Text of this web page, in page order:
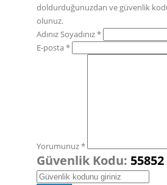
doldurduğunuzdan ve güvenlik
olunuz.
Adınız Soyadınız *
E-posta *
Yorumunuz *
Güvenlik Kodu: 55852